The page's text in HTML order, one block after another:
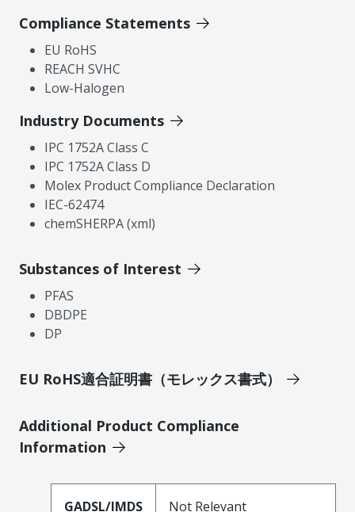
Compliance Statements
EU RoHS
REACH SVHC
Low-Halogen
Industry Documents
IPC 1752A Class C
IPC 1752A Class D
Molex Product Compliance Declaration
IEC-62474
chemSHERPA (xml)
Substances of Interest
PFAS
DBDPE
DP
EU RoHS適合証明書（モレックス書式）
Additional Product Compliance
Information
GADSL/IMDS Not Relevant